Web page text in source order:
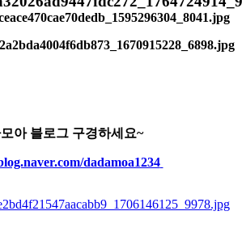
아 블로그 구경하세요~
dadamoa1234